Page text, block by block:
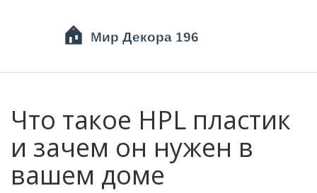
Что такое HPL пластик
и зачем он нужен в
вашем доме